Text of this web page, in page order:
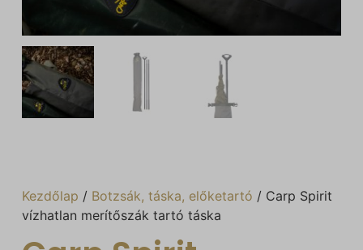
Kezdőlap / Botzsák, táska, előketartó / Carp Spirit
vízhatlan merítőszák tartó táska